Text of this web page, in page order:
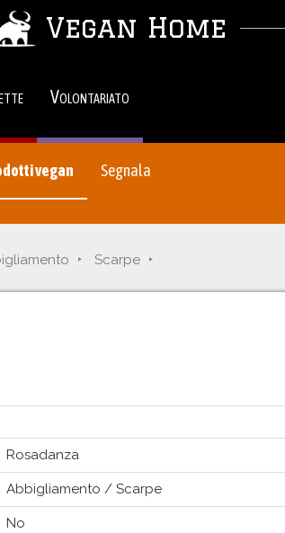
Vegan Home
Volontariato
vegan Segnala
Scarpe
Rosadanza
Abbigliamento / Scarpe
No